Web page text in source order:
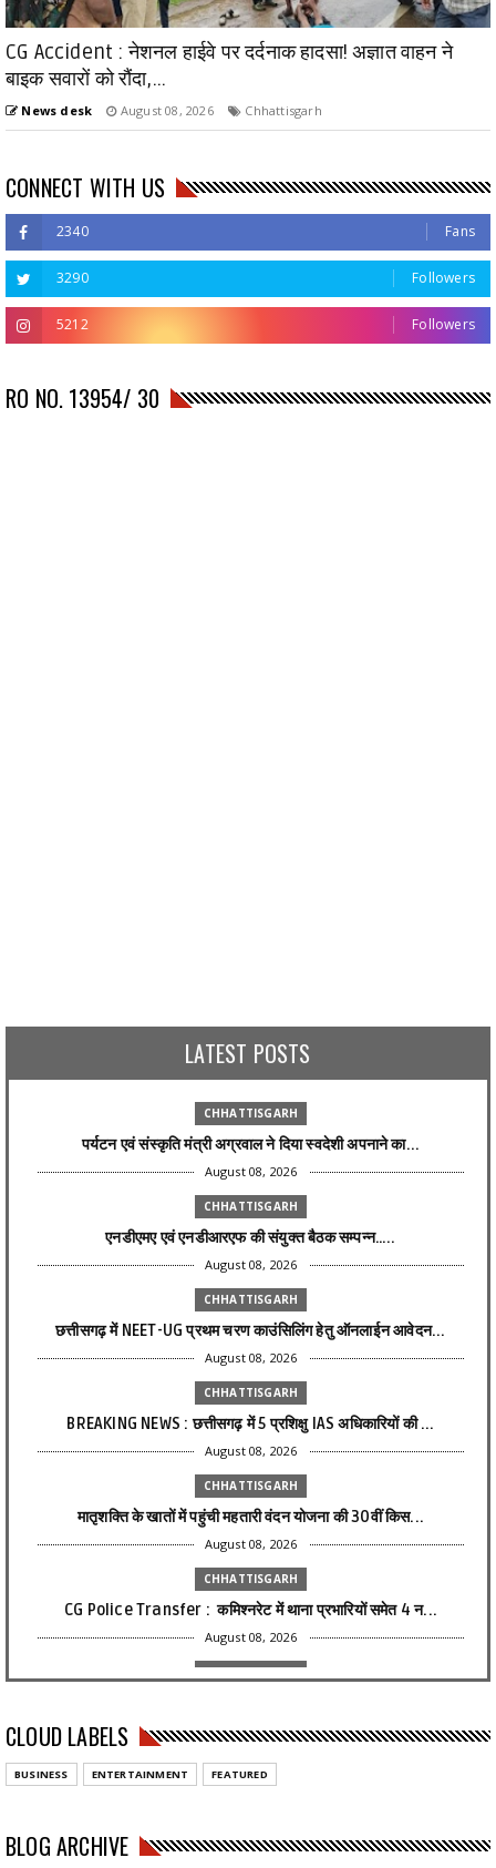
CG Accident : नेशनल हाईवे पर दर्दनाक हादसा! अज्ञात वाहन ने
बाइक सवारों को रौंदा,...
News desk August 08, 2026 Chhattisgarh
CONNECT WITH US
2340 Fans
3290 Followers
5212 Followers
RO NO. 13954/ 30
LATEST POSTS
CHHATTISGARH
पर्यटन एवं संस्कृति मंत्री अग्रवाल ने दिया स्वदेशी अपनाने का...
August 08, 2026
CHHATTISGARH
एनडीएमए एवं एनडीआरएफ की संयुक्त बैठक सम्पन्न…..
August 08, 2026
CHHATTISGARH
छत्तीसगढ़ में NEET-UG प्रथम चरण काउंसिलिंग हेतु ऑनलाईन आवेदन...
August 08, 2026
CHHATTISGARH
BREAKING NEWS : छत्तीसगढ़ में 5 प्रशिक्षु IAS अधिकारियों की ...
August 08, 2026
CHHATTISGARH
मातृशक्ति के खातों में पहुंची महतारी वंदन योजना की 30वीं किस...
August 08, 2026
CHHATTISGARH
CG Police Transfer : कमिश्नरेट में थाना प्रभारियों समेत 4 न...
August 08, 2026
CHHATTISGARH
August 08, 2026
CHHATTISGARH
CLOUD LABELS
BUSINESS ENTERTAINMENT FEATURED
BLOG ARCHIVE